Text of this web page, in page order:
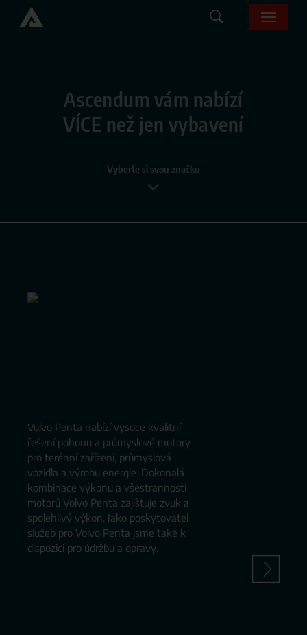
Menu
Ascendum vám nabízí
VÍCE než jen vybavení
Vyberte si svou značku
Volvo Penta nabízí vysoce kvalitní
řešení pohonu a průmyslové motory
pro terénní zařízení, průmyslová
vozidla a výrobu energie. Dokonalá
kombinace výkonu a všestrannosti
motorů Volvo Penta zajišťuje zvuk a
spolehlivý výkon. Jako poskytovatel
služeb pro Volvo Penta jsme také k
dispozici pro údržbu a opravy.